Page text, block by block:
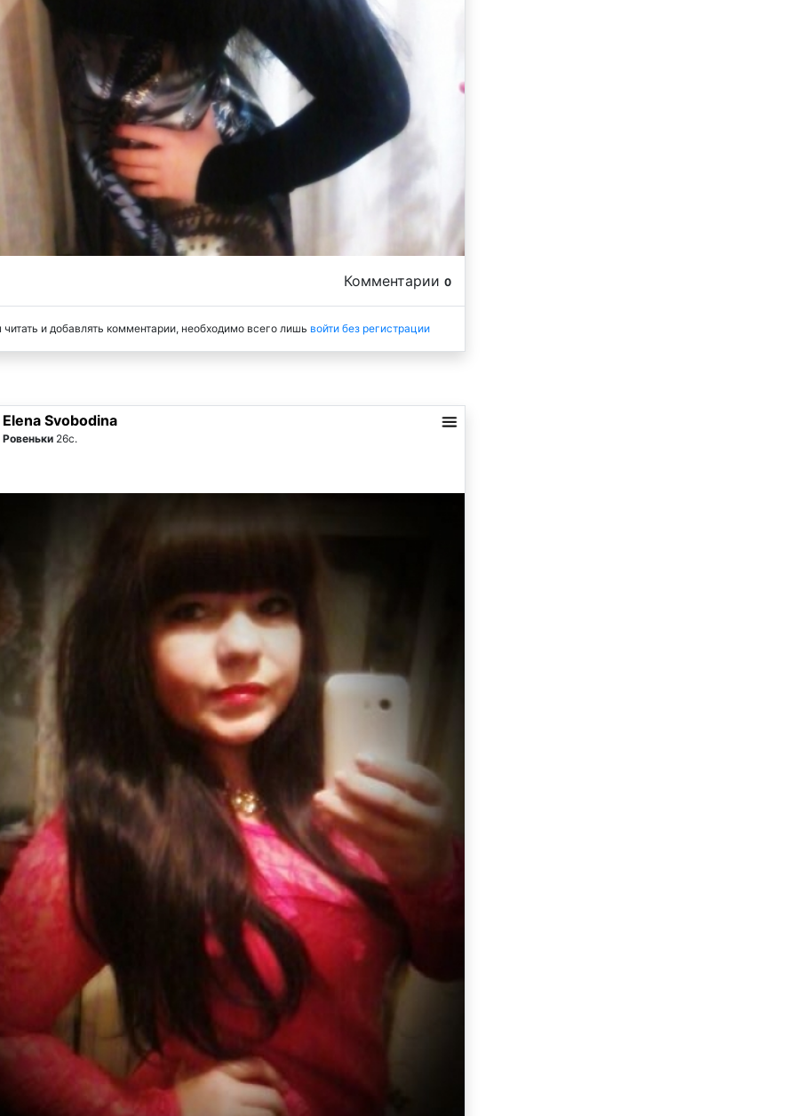
Комментарии 0
и добавлять комментарии, необходимо всего лишь войти без регистрации
Elena Svobodina
Ровеньки 26с.